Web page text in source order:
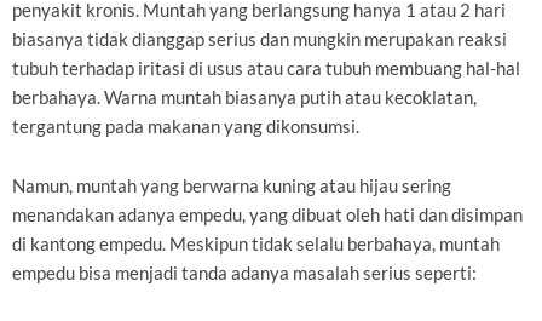
penyakit kronis. Muntah yang berlangsung hanya 1 atau 2 hari
biasanya tidak dianggap serius dan mungkin merupakan reaksi
tubuh terhadap iritasi di usus atau cara tubuh membuang hal-hal
berbahaya. Warna muntah biasanya putih atau kecoklatan,
tergantung pada makanan yang dikonsumsi.
Namun, muntah yang berwarna kuning atau hijau sering
menandakan adanya empedu, yang dibuat oleh hati dan disimpan
di kantong empedu. Meskipun tidak selalu berbahaya, muntah
empedu bisa menjadi tanda adanya masalah serius seperti: